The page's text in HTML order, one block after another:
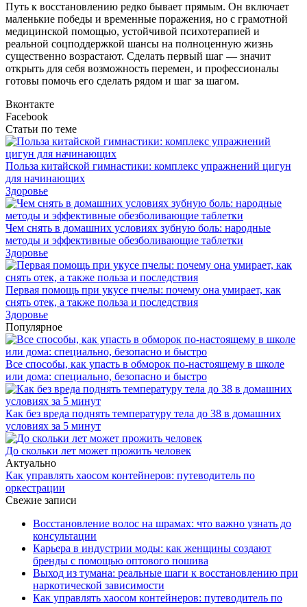
Путь к восстановлению редко бывает прямым. Он включает
маленькие победы и временные поражения, но с грамотной
медицинской помощью, устойчивой психотерапией и
реальной соцподдержкой шансы на полноценную жизнь
существенно возрастают. Сделать первый шаг — значит
открыть для себя возможность перемен, и профессионалы
готовы помочь его сделать рядом и шаг за шагом.
Вконтакте
Facebook
Статьи по теме
Польза китайской гимнастики: комплекс упражнений цигун
для начинающих
Здоровье
Чем снять в домашних условиях зубную боль: народные
методы и эффективные обезболивающие таблетки
Здоровье
Первая помощь при укусе пчелы: почему она умирает, как
снять отек, а также польза и последствия
Здоровье
Популярное
Все способы, как упасть в обморок по-настоящему в школе
или дома: специально, безопасно и быстро
Как без вреда поднять температуру тела до 38 в домашних
условиях за 5 минут
До скольки лет может прожить человек
Актуально
Как управлять хаосом контейнеров: путеводитель по
оркестрации
Свежие записи
Восстановление волос на шрамах: что важно узнать до
консультации
Карьера в индустрии моды: как женщины создают
бренды с помощью оптового пошива
Выход из тумана: реальные шаги к восстановлению при
наркотической зависимости
Как управлять хаосом контейнеров: путеводитель по